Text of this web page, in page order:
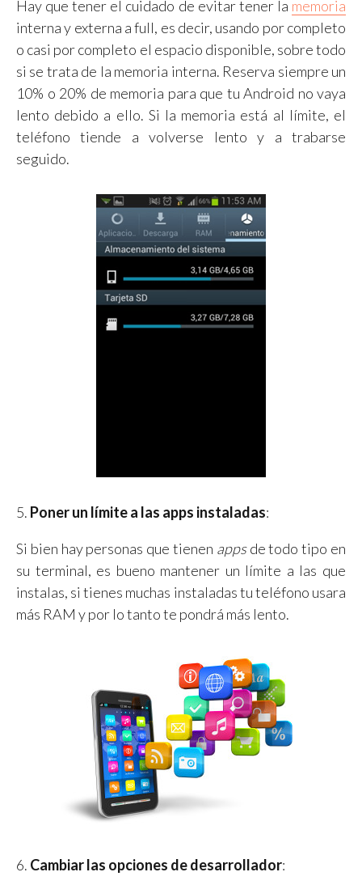
Hay que tener el cuidado de evitar tener la memoria
interna y externa a full, es decir, usando por completo
o casi por completo el espacio disponible, sobre todo
si se trata de la memoria interna. Reserva siempre un
10% o 20% de memoria para que tu Android no vaya
lento debido a ello. Si la memoria está al límite, el
teléfono tiende a volverse lento y a trabarse
seguido.
5. Poner un límite a las apps instaladas:
Si bien hay personas que tienen appsde todo tipo en
su terminal, es bueno mantener un límite a las que
instalas, si tienes muchas instaladas tu teléfono usara
más RAM y por lo tanto te pondrá más lento.
6. Cambiar las opciones de desarrollador: